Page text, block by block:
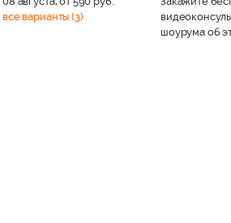
все варианты (3)
шоурума об